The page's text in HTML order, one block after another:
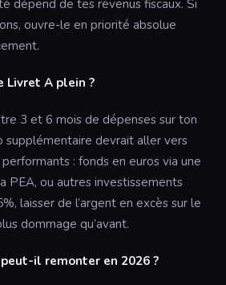
dépend de tes revenus fiscaux. Si
ouvre-le en priorité absolue
Livret A plein ?
3 et 6 mois de dépenses sur ton
supplémentaire devrait aller vers
: fonds en euros via une
PEA, ou autres investissements
laisser de l’argent en excès sur le
dommage qu’avant.
il remonter en 2026 ?